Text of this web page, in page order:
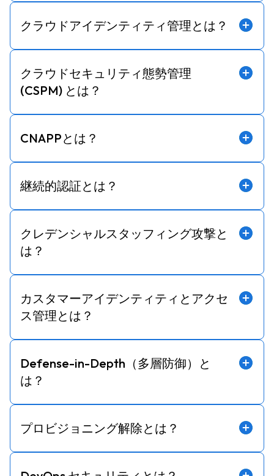
クラウドアイデンティティ管理とは？
クラウドセキュリティ態勢管理
(CSPM) とは？
CNAPPとは？
継続的認証とは？
クレデンシャルスタッフィング攻撃と
は？
カスタマーアイデンティティとアクセ
ス管理とは？
Defense-in-Depth（多層防御）と
は？
プロビジョニング解除とは？